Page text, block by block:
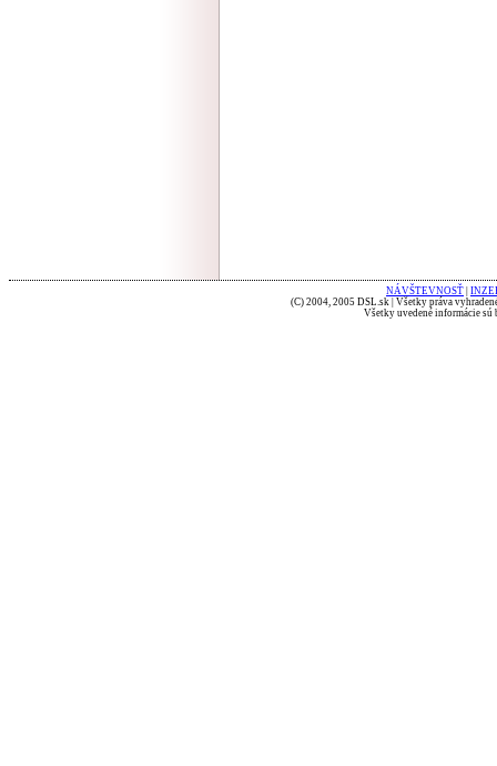
NÁVŠTEVNOSŤ
(C) 2004, 2005 DSL.sk | Všetky práva
Všetky uvedené informácie sú